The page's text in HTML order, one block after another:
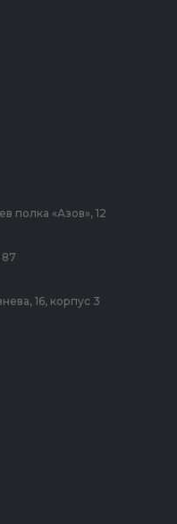
полка «Азов», 12
16, корпус 3